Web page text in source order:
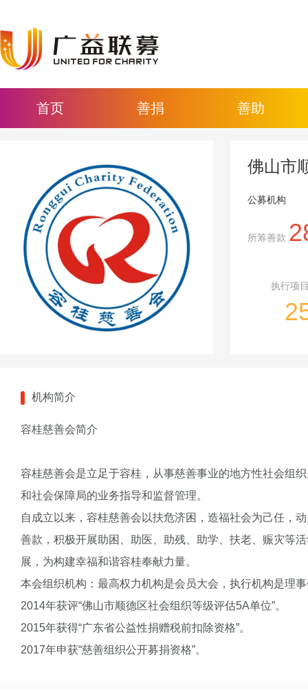
首页 善捐 善助
佛山市
公募机构
所筹善款
执行项
机构简介
容桂慈善会简介
容桂慈善会是立足于容桂，从事慈善事业的地方性社会组
和社会保障局的业务指导和监督管理。
自成立以来，容桂慈善会以扶危济困，造福社会为己任，
善款，积极开展助困、助医、助残、助学、扶老、赈灾等
展，为构建幸福和谐容桂奉献力量。
本会组织机构：最高权力机构是会员大会，执行机构是理
2014年获评“佛山市顺德区社会组织等级评估5A单位”。
2015年获得“广东省公益性捐赠税前扣除资格”。
2017年申获“慈善组织公开募捐资格”。